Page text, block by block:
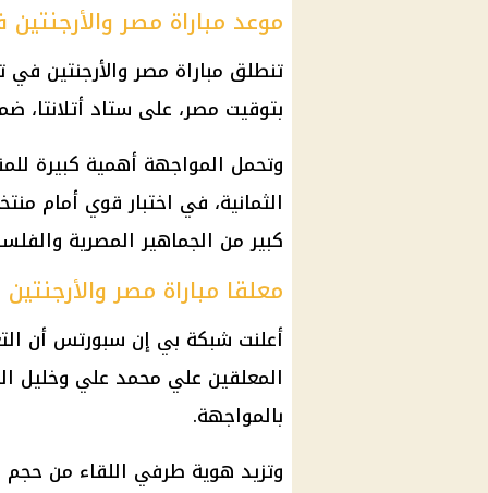
موعد مباراة مصر والأرجنتين
تنطلق مباراة مصر والأرجنتين في
بتوقيت مصر، على ستاد أتلانتا، ضمن
وتحمل المواجهة أهمية كبيرة
الثمانية، في اختبار قوي أمام
كبير من الجماهير المصرية
معلقا مباراة مصر والأرجنتين
أعلنت شبكة بي إن سبورتس أن
المعلقين علي محمد علي وخليل
بالمواجهة.
وتزيد هوية طرفي اللقاء من حجم